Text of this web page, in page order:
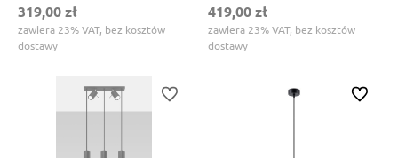
319,00 zł
zawiera 23% VAT, bez kosztów
dostawy
419,00 zł
zawiera 23% VAT, bez kosztów
dostawy
Do ulubionych Do